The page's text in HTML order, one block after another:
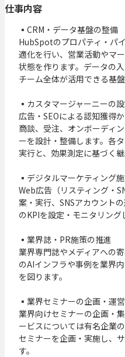
仕事内容
▪️CRM・データ基盤の整備
HubSpotのプロパティ・パ
適化を行い、営業活動やマ
状態を作ります。データの
チーム全体が活用できる基盤
▪️カスタマージャーニーの
広告・SEOによる認知獲得
商談、受注、オンボーディ
ーを設計・整備します。各
実行と、効果測定に基づく
▪️デジタルマーケティング
Web広告（リスティング・
案・実行、SNSアカウント
のKPIを設定・モニタリング
▪️業界誌・PR施策の推進
業界専門誌やメディアへの
のAIインフラや事例を業界
を図ります。
▪️業界セミナーの企画・運営
業界向けセミナーの企画・
ービスについては有名企業
セミナーを企画・実施し、
す。